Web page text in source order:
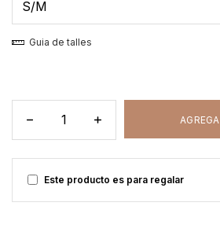
Guia de talles
Este producto es para regalar